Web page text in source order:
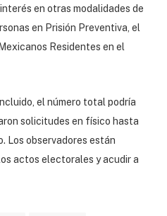
en otras modalidades de
en Prisión Preventiva, el
Residentes en el
el número total podría
solicitudes en físico hasta
Los observadores están
actos electorales y acudir a